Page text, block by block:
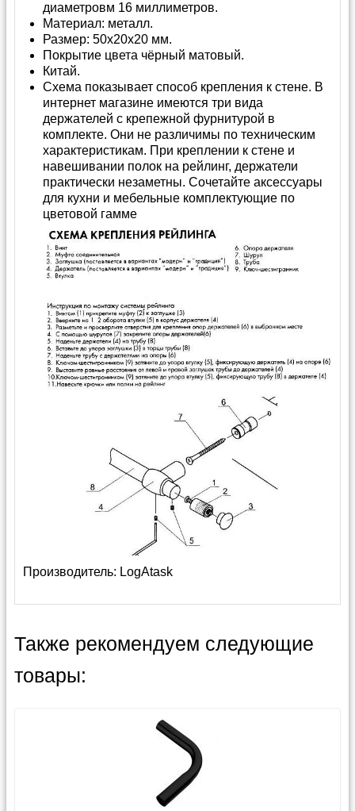
диаметровм 16 миллиметров.
Материал: металл.
Размер: 50х20х20 мм.
Покрытие цвета чёрный матовый.
Китай.
Схема показывает способ крепления к стене. В
интернет магазине имеются три вида
держателей с крепежной фурнитурой в
комплекте. Они не различимы по техническим
характеристикам. При креплении к стене и
навешивании полок на рейлинг, держатели
практически незаметны. Сочетайте аксессуары
для кухни и мебельные комплектующие по
цветовой гамме
Производитель: LogAtask
Также рекомендуем следующие
товары: